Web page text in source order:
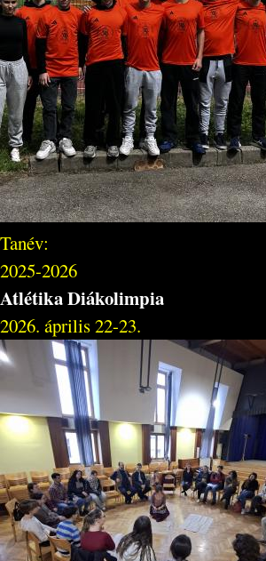
Tanév:
2025-2026
Atlétika Diákolimpia
2026. április 22-23.